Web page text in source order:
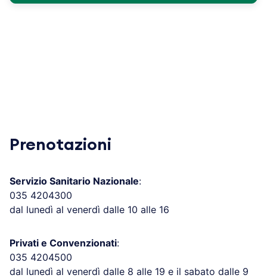
Prenotazioni
Servizio Sanitario Nazionale:
035 4204300
dal lunedì al venerdì dalle 10 alle 16
Privati e Convenzionati:
035 4204500
dal lunedì al venerdì dalle 8 alle 19 e il sabato dalle 9